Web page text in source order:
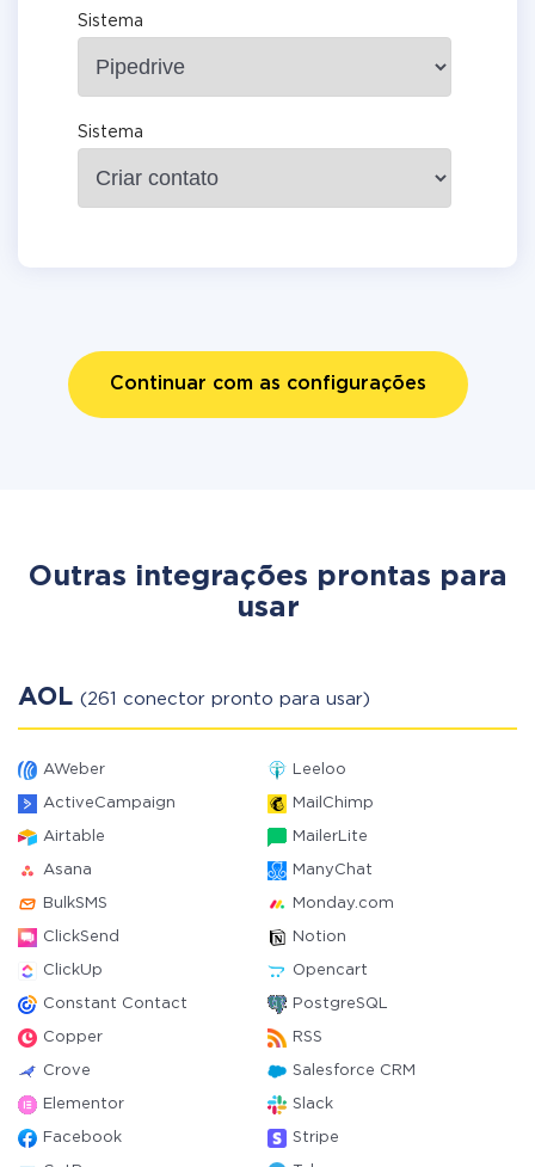
Sistema
Sistema
Continuar com as configurações
Outras integrações prontas para
usar
AOL (261 conector pronto para usar)
AWeber Leeloo
ActiveCampaign MailChimp
Airtable MailerLite
Asana ManyChat
BulkSMS Monday.com
ClickSend Notion
ClickUp Opencart
Constant Contact PostgreSQL
Copper RSS
Crove Salesforce CRM
Elementor Slack
Facebook Stripe